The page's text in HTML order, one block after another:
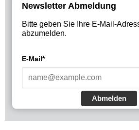
Newsletter Abmeldung
Bitte geben Sie Ihre E-Mail-
abzumelden.
E-Mail*
Abmelden